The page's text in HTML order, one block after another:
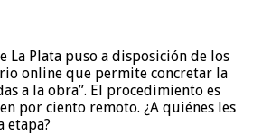
La Plata puso a disposición de los
online que permite concretar la
a la obra”. El procedimiento es
por ciento remoto. ¿A quiénes les
etapa?